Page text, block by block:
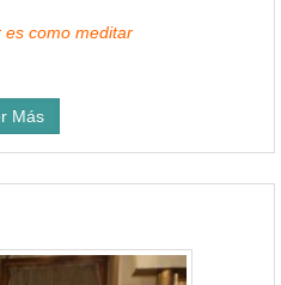
es como meditar
Más